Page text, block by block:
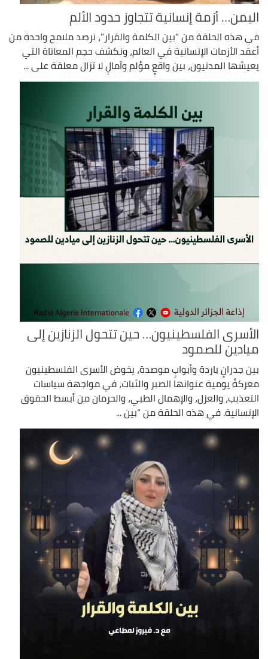
اليمن… أزمة إنسانية تتجاوز حدود الألم
في هذه الحلقة من “بين الكلمة والقرار”، نرصد ملامح واحدة من
أعقد الأزمات الإنسانية في العالم، ونكشف حجم المعاناة التي
يعيشها المدنيون، بين واقعٍ مؤلم وآمالٍ لا تزال معلقة على ...
الأسرى الفلسطينيون… حين تتحول الزنازين إلى
ميادين للصمود
بين جدرانٍ باردة وأبوابٍ موصدة، يخوض الأسرى الفلسطينيون
معركةً يومية عنوانها الصبر والثبات، في مواجهة سياسات
التعذيب، والعزل، والإهمال الطبي، والحرمان من أبسط الحقوق
الإنسانية. في هذه الحلقة من “بين ...